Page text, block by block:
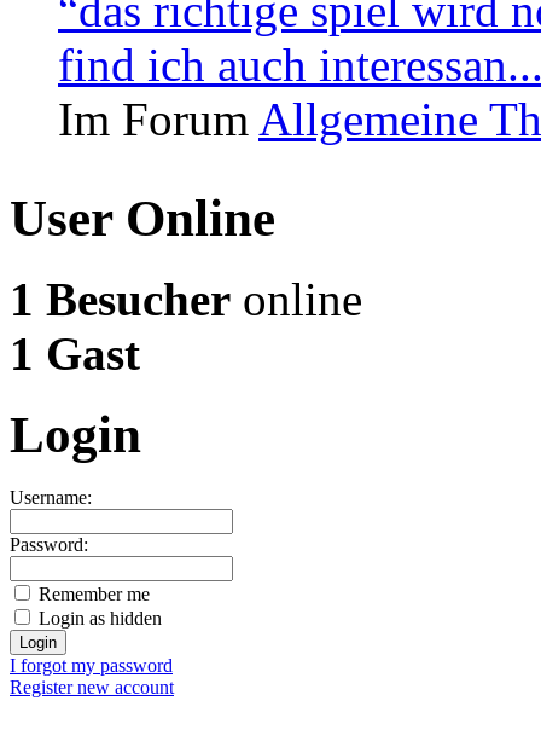
find ich auch
Im Forum Allgemeine
User Online
1 Besucher online
1 Gast
Login
Username:
Password:
Remember me
Login as hidden
I forgot my password
Register new account